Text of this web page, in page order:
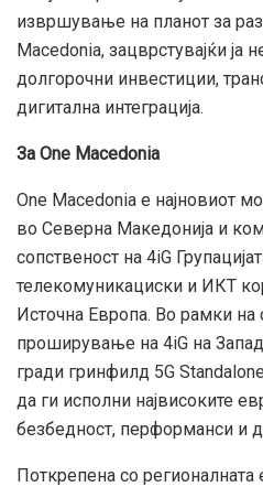
извршување на планот за
Macedonia, зацврстувајќи ја
долгорочни инвестиции,
дигитална интеграција.
За One Macedonia
One Macedonia е најновиот
во Северна Македонија и
сопственост на 4iG
телекомуникациски и ИКТ
Источна Европа. Во рамки на
проширување на 4iG на
гради гринфилд 5G
да ги исполни највисоките
безбедност, перформанси и
Поткрепена со регионалната